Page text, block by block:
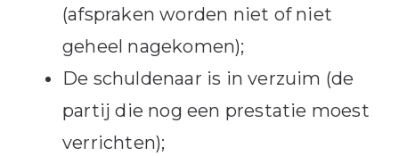
(afspraken worden niet of niet
geheel nagekomen);
De schuldenaar is in verzuim (de
partij die nog een prestatie moest
verrichten);